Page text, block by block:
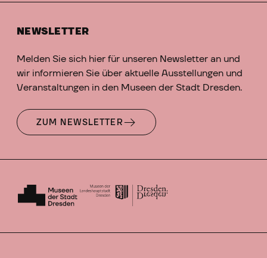
NEWSLETTER
Melden Sie sich hier für unseren Newsletter an und
wir informieren Sie über aktuelle Ausstellungen und
Veranstaltungen in den Museen der Stadt Dresden.
ZUM NEWSLETTER